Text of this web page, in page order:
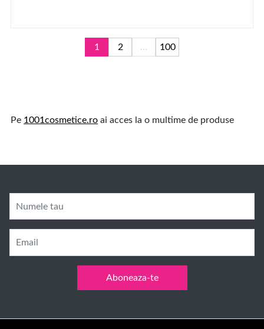
1 2 ... 100
Pe 1001cosmetice.ro ai acces la o multime de produse
Numele tau
Email
Aboneaza-te